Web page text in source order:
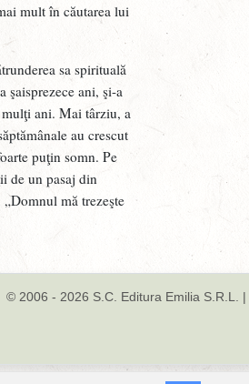
mult în căutarea lui
sa spirituală
şaisprezece ani, şi-a
ani. Mai târziu, a
au crescut
puţin somn. Pe
de un pasaj din
mă trezeşte
© 2006 - 2026 S.C. Editura Emilia S.R.L.